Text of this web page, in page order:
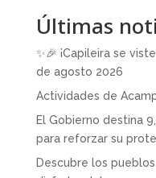
Últimas
✨🎉 ¡Capileira se
de agosto 2026
Actividades de
El Gobierno destina
para reforzar su
Descubre los